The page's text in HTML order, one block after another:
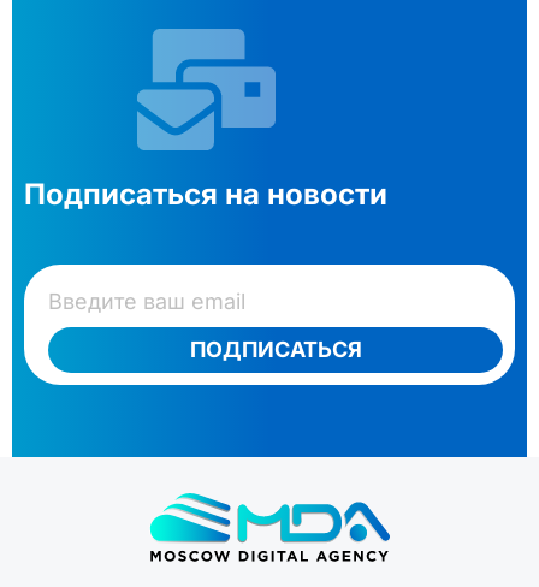
Подписаться на новости
ПОДПИСАТЬСЯ